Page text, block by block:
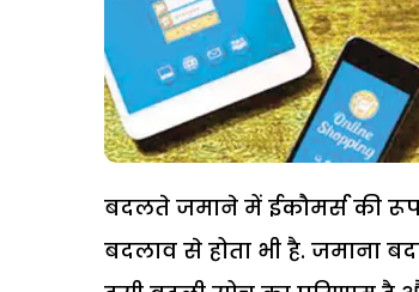
बदलते जमाने में ईकौमर्स की
बदलाव से होता भी है. जमाना